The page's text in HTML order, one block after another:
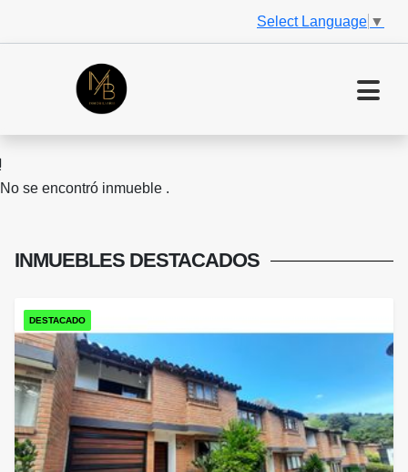
Select Language ▼
No se encontró inmueble .
INMUEBLES DESTACADOS
DESTACADO